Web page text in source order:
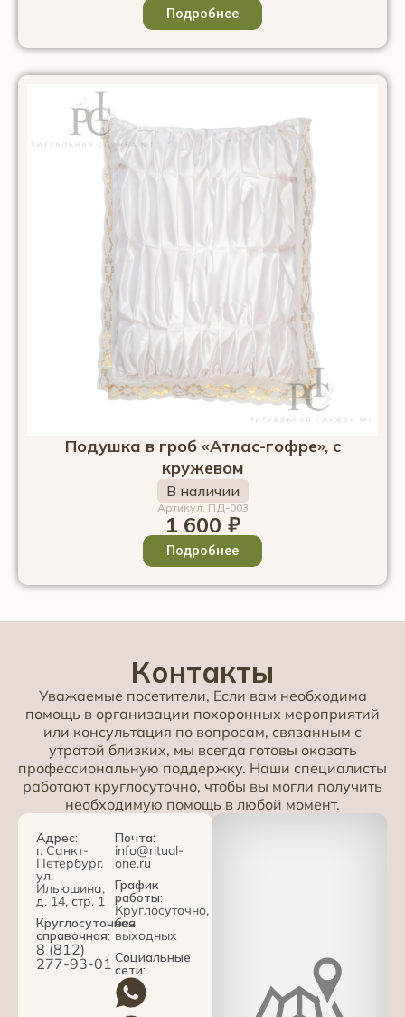
Подробнее
Подушка в гроб «Атлас-гофре», с
кружевом
В наличии
Артикул: ПД-003
1 600 ₽
Подробнее
Контакты
Уважаемые посетители, Если вам необходима
помощь в организации похоронных мероприятий
или консультация по вопросам, связанным с
утратой близких, мы всегда готовы оказать
профессиональную поддержку. Наши специалисты
работают круглосуточно, чтобы вы могли получить
необходимую помощь в любой момент.
Адрес:
г. Санкт-
Петербург,
ул.
Ильюшина,
д. 14, стр. 1
Круглосуточная
справочная:
8 (812)
277-93-01
Почта:
info@ritual-
one.ru
График
работы:
Круглосуточно,
без
выходных
Социальные
сети: